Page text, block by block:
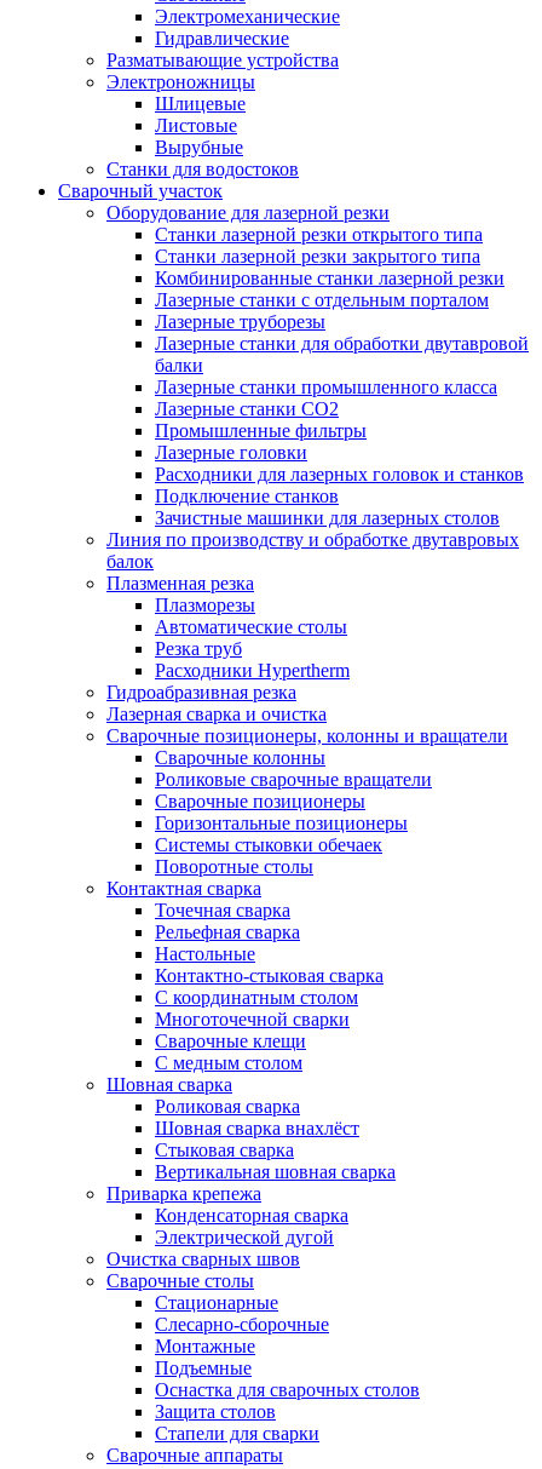
Электромеханические
Гидравлические
Разматывающие устройства
Электроножницы
Шлицевые
Листовые
Вырубные
Станки для водостоков
Сварочный участок
Оборудование для лазерной резки
Станки лазерной резки открытого типа
Станки лазерной резки закрытого типа
Комбинированные станки лазерной резки
Лазерные станки с отдельным порталом
Лазерные труборезы
Лазерные станки для обработки двутавровой
балки
Лазерные станки промышленного класса
Лазерные станки CO2
Промышленные фильтры
Лазерные головки
Расходники для лазерных головок и станков
Подключение станков
Зачистные машинки для лазерных столов
Линия по производству и обработке двутавровых
балок
Плазменная резка
Плазморезы
Автоматические столы
Резка труб
Расходники Hypertherm
Гидроабразивная резка
Лазерная сварка и очистка
Сварочные позиционеры, колонны и вращатели
Сварочные колонны
Роликовые сварочные вращатели
Сварочные позиционеры
Горизонтальные позиционеры
Системы стыковки обечаек
Поворотные столы
Контактная сварка
Точечная сварка
Рельефная сварка
Настольные
Контактно-стыковая сварка
С координатным столом
Многоточечной сварки
Сварочные клещи
С медным столом
Шовная сварка
Роликовая сварка
Шовная сварка внахлёст
Стыковая сварка
Вертикальная шовная сварка
Приварка крепежа
Конденсаторная сварка
Электрической дугой
Очистка сварных швов
Сварочные столы
Стационарные
Слесарно-сборочные
Монтажные
Подъемные
Оснастка для сварочных столов
Защита столов
Стапели для сварки
Сварочные аппараты